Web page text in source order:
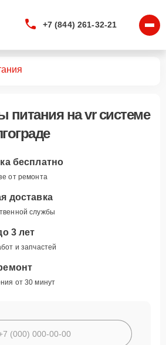
+7 (844) 261-32-21
питанияна vr системе
бесплатно
от ремонта
доставка
службы
3 лет
и запчастей
от 30 минут